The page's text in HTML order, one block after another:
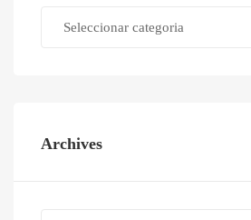
Archives